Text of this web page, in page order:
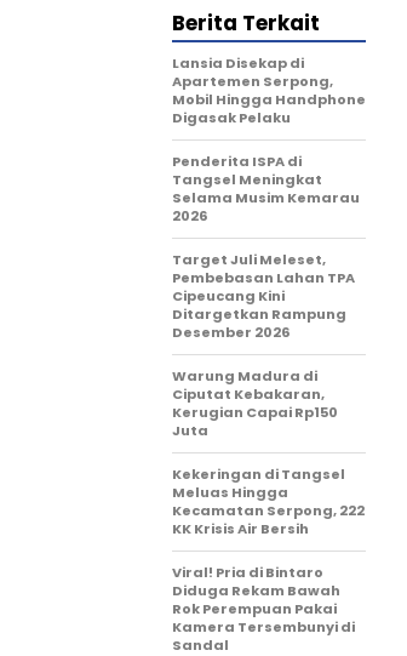
Berita Terkait
Lansia Disekap di
Apartemen Serpong,
Mobil Hingga Handphone
Digasak Pelaku
Penderita ISPA di
Tangsel Meningkat
Selama Musim Kemarau
2026
Target Juli Meleset,
Pembebasan Lahan TPA
Cipeucang Kini
Ditargetkan Rampung
Desember 2026
Warung Madura di
Ciputat Kebakaran,
Kerugian Capai Rp150
Juta
Kekeringan di Tangsel
Meluas Hingga
Kecamatan Serpong, 222
KK Krisis Air Bersih
Viral! Pria di Bintaro
Diduga Rekam Bawah
Rok Perempuan Pakai
Kamera Tersembunyi di
Sandal